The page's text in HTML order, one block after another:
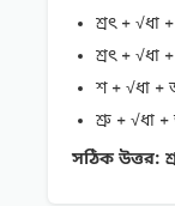
শ্রৎ +
শ্ৰৎ + √ধা
শ + √ধা
শ্রু + √ধা
সঠিক উত্তর: